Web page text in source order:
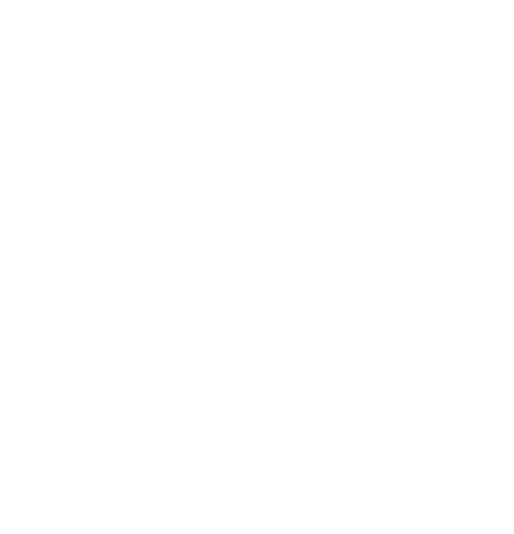
Lidt (som næsten alt andet) men
anbefaler laveste antal
lige slå sengetøjet ud et par
behøves det ikke at stryges og
Både ja og nej (delte meninger).
økologisk dyrket – men
organiske opløsningsmiddel
kan kaldes økologisk. Det
(ligesom økologisk bomuld) og
kaldes økologisk, selvom man
Ja, men kun hvis de er produceret